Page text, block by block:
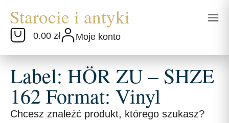
0.00 zł Moje konto
Label: HÖR ZU – SHZE
162 Format: Vinyl
Chcesz znaleźć produkt, którego szukasz?